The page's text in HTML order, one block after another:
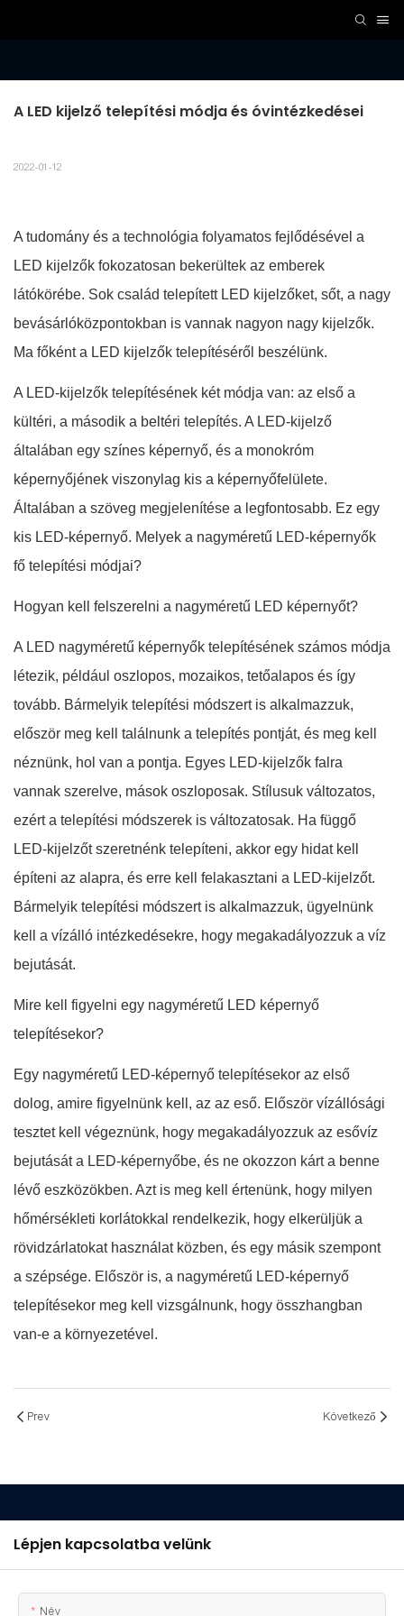
A LED kijelző telepítési módja és óvintézkedései
2022-01-12
A tudomány és a technológia folyamatos fejlődésével a
LED kijelzők fokozatosan bekerültek az emberek
látókörébe. Sok család telepített LED kijelzőket, sőt, a nagy
bevásárlóközpontokban is vannak nagyon nagy kijelzők.
Ma főként a LED kijelzők telepítéséről beszélünk.
A LED-kijelzők telepítésének két módja van: az első a
kültéri, a második a beltéri telepítés. A LED-kijelző
általában egy színes képernyő, és a monokróm
képernyőjének viszonylag kis a képernyőfelülete.
Általában a szöveg megjelenítése a legfontosabb. Ez egy
kis LED-képernyő. Melyek a nagyméretű LED-képernyők
fő telepítési módjai?
Hogyan kell felszerelni a nagyméretű LED képernyőt?
A LED nagyméretű képernyők telepítésének számos módja
létezik, például oszlopos, mozaikos, tetőalapos és így
tovább. Bármelyik telepítési módszert is alkalmazzuk,
először meg kell találnunk a telepítés pontját, és meg kell
néznünk, hol van a pontja. Egyes LED-kijelzők falra
vannak szerelve, mások oszloposak. Stílusuk változatos,
ezért a telepítési módszerek is változatosak. Ha függő
LED-kijelzőt szeretnénk telepíteni, akkor egy hidat kell
építeni az alapra, és erre kell felakasztani a LED-kijelzőt.
Bármelyik telepítési módszert is alkalmazzuk, ügyelnünk
kell a vízálló intézkedésekre, hogy megakadályozzuk a víz
bejutását.
Mire kell figyelni egy nagyméretű LED képernyő
telepítésekor?
Egy nagyméretű LED-képernyő telepítésekor az első
dolog, amire figyelnünk kell, az az eső. Először vízállósági
tesztet kell végeznünk, hogy megakadályozzuk az esővíz
bejutását a LED-képernyőbe, és ne okozzon kárt a benne
lévő eszközökben. Azt is meg kell értenünk, hogy milyen
hőmérsékleti korlátokkal rendelkezik, hogy elkerüljük a
rövidzárlatokat használat közben, és egy másik szempont
a szépsége. Először is, a nagyméretű LED-képernyő
telepítésekor meg kell vizsgálnunk, hogy összhangban
van-e a környezetével.
Prev Következő
Lépjen kapcsolatba velünk
Név